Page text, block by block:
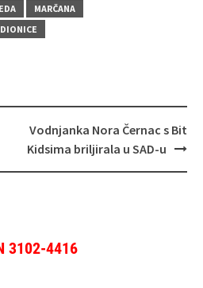
MARČANA
Vodnjanka Nora Černac s Bit
Kidsima briljirala u SAD‑u
3102-4416